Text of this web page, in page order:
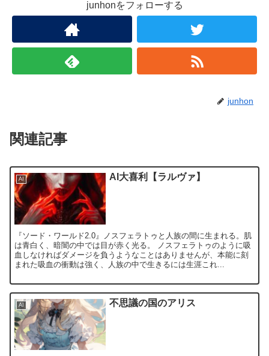
junhonをフォローする
junhon
関連記事
AI AI大喜利【ラルヴァ】
『ソード・ワールド2.0』ノスフェラトゥと人族の間に生まれる。肌
は青白く、暗闇の中では目が赤く光る。 ノスフェラトゥのように吸
血しなければダメージを負うようなことはありませんが、本能に刻
まれた吸血の衝動は強く、人族の中で生きるには生涯これ...
AI 不思議の国のアリス